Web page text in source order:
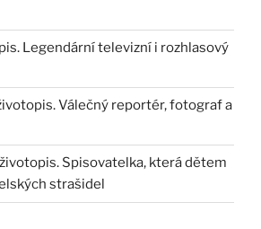
Legendární televizní i rozhlasový
Válečný reportér, fotograf a
Spisovatelka, která dětem
strašidel